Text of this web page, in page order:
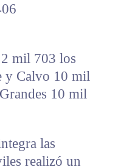
mil 703 los
y Calvo 10 mil
10 mil
las
realizó un